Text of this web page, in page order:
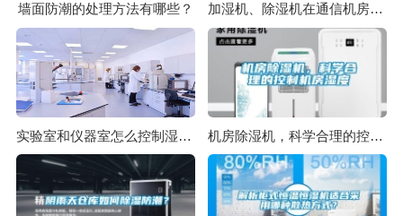
墙面防潮的处理方法有哪些？ 加湿机、除湿机在通信机房的应用
实验室和仪器室怎么控制湿度？ 机房除湿机，科学合理的控制机房湿度